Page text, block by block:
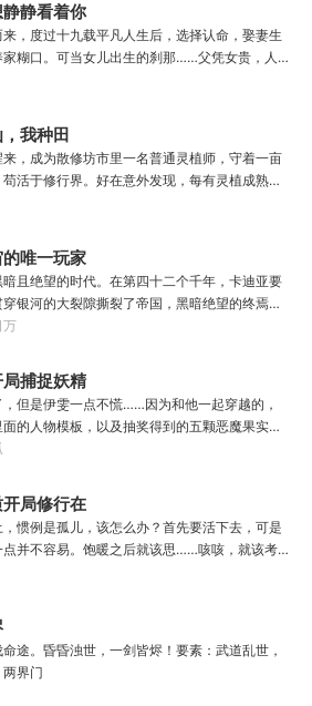
静看着你
，度过十九载平凡人生后，选择认命，娶妻生
家糊口。可当女儿出生的刹那……父凭女贵，人
……女儿平安出生，你获得道果【仙工】女儿
道果【无垢心】女儿三岁，活泼机灵，获得道果
儿四岁、五岁、六岁…………李澈发现，女儿每长
可凝聚出一颗道果，加持己身。从此以后，李
实无华的愿望。一岁一道果，默默守长生。为
老婆孩子热炕头开始，心平气和的守护女儿长
我种田
，成为散修坊市里一名普通灵植师，守着一亩
活于修行界。好在意外发现，每有灵植成熟，
额外奖励。收获剑草一株，获得剑丸一枚。收
张。……从此，他便安分守住自家灵田，坐看修
，沧海桑田。“什么切磋斗法，秘境探索，寻仙
通通与我无关！”“我只想安安静静的种田。”
唯一玩家
且绝望的时代。在第四十二个千年，卡迪亚要
银河的大裂隙撕裂了帝国，黑暗绝望的终焉时
的命运似乎已被注定，要在无休止的恐怖战争
世界。“剧情对话什么的最烦人了，统统跳
知道为什么，我只想大开杀戒。”基里曼：达奇
士，就是不爱听人话，每次想和他说些什么，
塔拉辛：我很好奇，他是怎么把恒星敲成一个
族：对那家伙来说，物理学已经不存在了。恐
他们洗得白白净净的，这种羞辱让我悲愤欲
一切变化都是命运的一部分，但命运被那个混蛋
孽：其实达奇已经被我腐化了，但我不敢告诉
达奇：前面忘了，后面也忘了，总之，让亚
万
捕捉妖精
但是伊雯一点不慌……因为和他一起穿越的，
的人物模板，以及抽奖得到的五颗恶魔果实。
可以依靠首充六块得到的特殊体质，以及背包
到了一头绯红色的巨龙。伊雯这才知道，这根
王，是妖精的尾巴！开局捕捉艾露莎？开局被
局修行在
，惯例是孤儿，该怎么办？首先要活下去，可是
点并不容易。饱暖之后就该思……咳咳，就该考
，这更不容易。等曲涧磊开始逐渐变强，他意
途。昏昏浊世，一剑皆烬！要素：武道乱世，
界门